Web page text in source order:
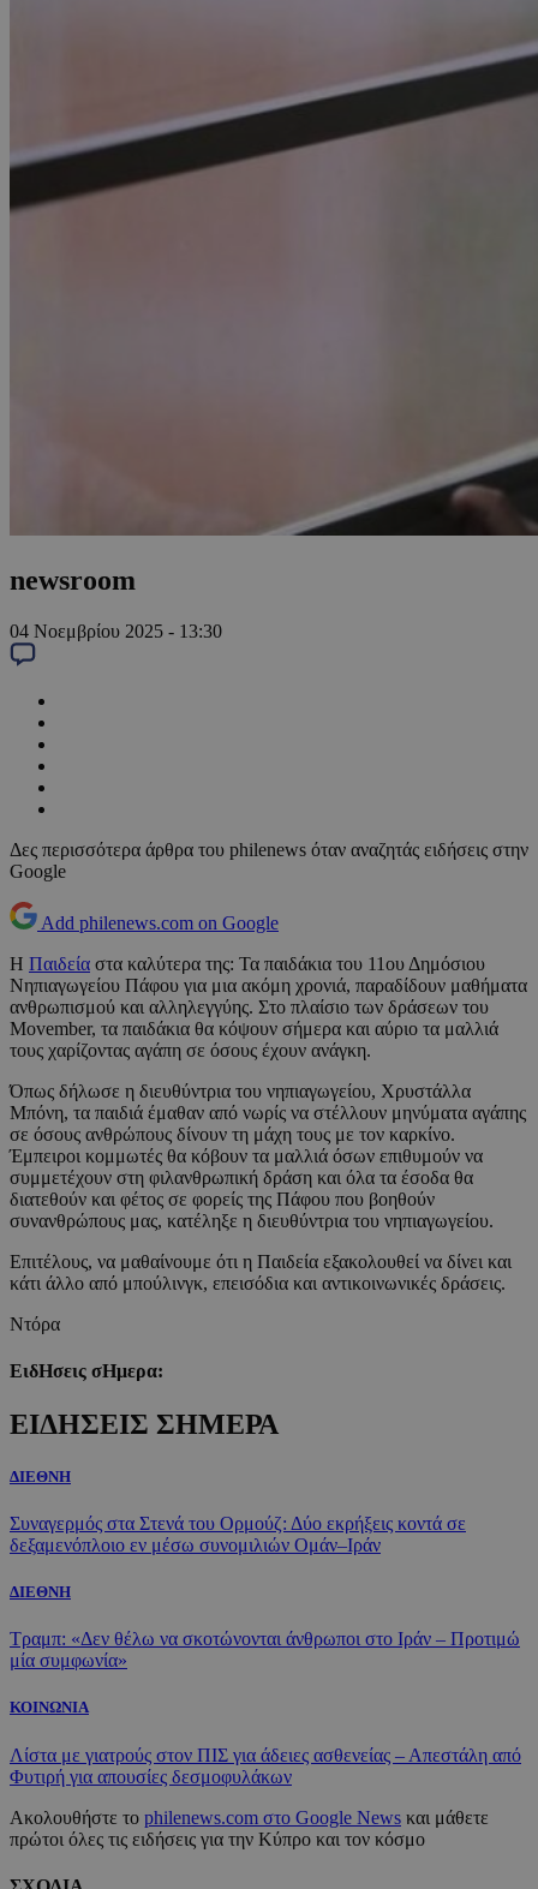
newsroom
04 Νοεμβρίου 2025 - 13:30
Δες περισσότερα άρθρα του philenews όταν αναζητάς ειδήσεις στην
Google
Add philenews.com on Google
Η Παιδεία στα καλύτερα της: Τα παιδάκια του 11ου Δημόσιου
Νηπιαγωγείου Πάφου για μια ακόμη χρονιά, παραδίδουν μαθήματα
ανθρωπισμού και αλληλεγγύης. Στο πλαίσιο των δράσεων του
Movember, τα παιδάκια θα κόψουν σήμερα και αύριο τα μαλλιά
τους χαρίζοντας αγάπη σε όσους έχουν ανάγκη.
Όπως δήλωσε η διευθύντρια του νηπιαγωγείου, Χρυστάλλα
Μπόνη, τα παιδιά έμαθαν από νωρίς να στέλλουν μηνύματα αγάπης
σε όσους ανθρώπους δίνουν τη μάχη τους με τον καρκίνο.
Έμπειροι κομμωτές θα κόβουν τα μαλλιά όσων επιθυμούν να
συμμετέχουν στη φιλανθρωπική δράση και όλα τα έσοδα θα
διατεθούν και φέτος σε φορείς της Πάφου που βοηθούν
συνανθρώπους μας, κατέληξε η διευθύντρια του νηπιαγωγείου.
Επιτέλους, να μαθαίνουμε ότι η Παιδεία εξακολουθεί να δίνει και
κάτι άλλο από μπούλινγκ, επεισόδια και αντικοινωνικές δράσεις.
Ντόρα
ΕιδΗσεις σΗμερα:
ΕΙΔΗΣΕΙΣ ΣΗΜΕΡΑ
ΔΙΕΘΝΗ
Συναγερμός στα Στενά του Ορμούζ: Δύο εκρήξεις κοντά σε
δεξαμενόπλοιο εν μέσω συνομιλιών Ομάν–Ιράν
ΔΙΕΘΝΗ
Τραμπ: «Δεν θέλω να σκοτώνονται άνθρωποι στο Ιράν – Προτιμώ
μία συμφωνία»
ΚΟΙΝΩΝΙΑ
Λίστα με γιατρούς στον ΠΙΣ για άδειες ασθενείας – Απεστάλη από
Φυτιρή για απουσίες δεσμοφυλάκων
Ακολουθήστε το philenews.com στο Google News και μάθετε
πρώτοι όλες τις ειδήσεις για την Κύπρο και τον κόσμο